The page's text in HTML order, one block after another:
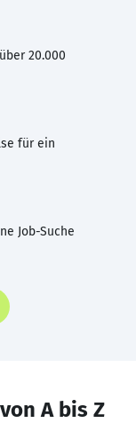
20.000
für ein
Job-Suche
A bis Z